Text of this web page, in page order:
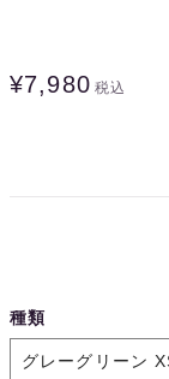
¥7,980 税込
種類